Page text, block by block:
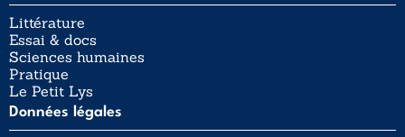
Littérature
Essai & docs
Sciences humaines
Pratique
Le Petit Lys
Données légales